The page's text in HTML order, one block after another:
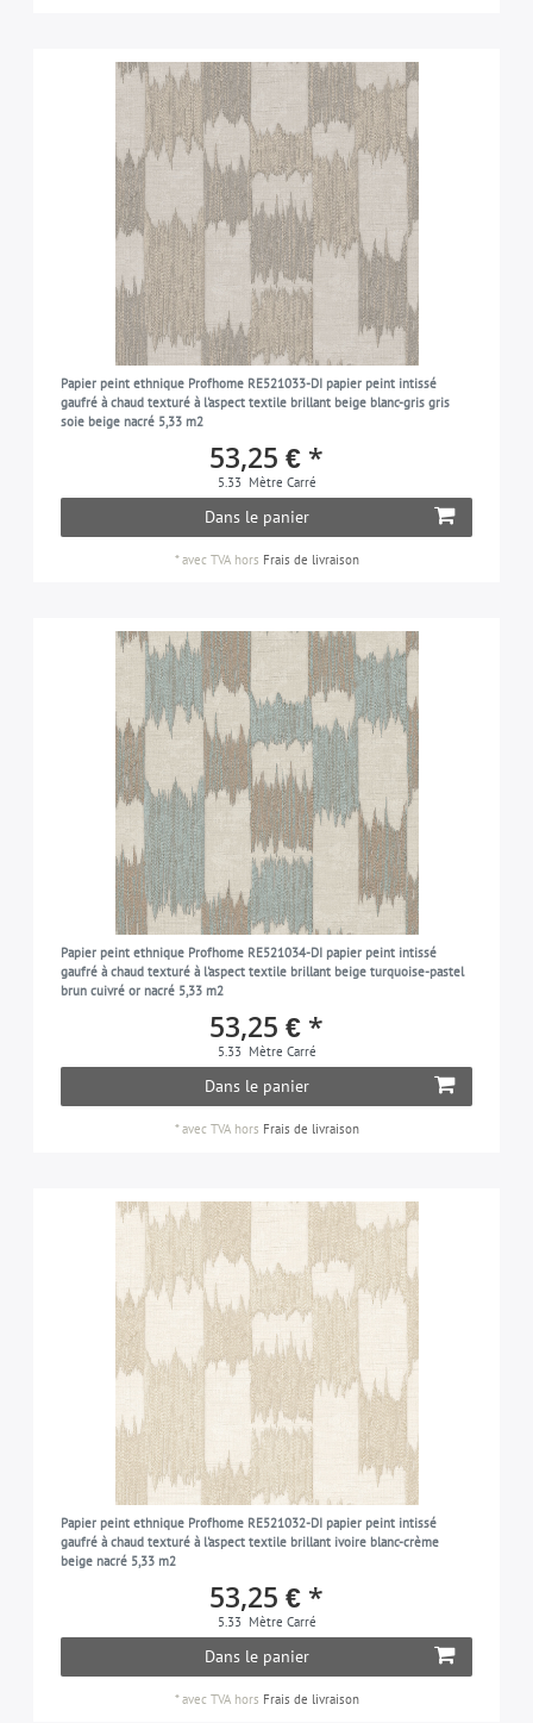
Papier peint ethnique Profhome RE521033-DI papier peint intissé
gaufré à chaud texturé à l'aspect textile brillant beige blanc-gris gris
soie beige nacré 5,33 m2
53,25 € *
5.33 Mètre Carré
Dans le panier
*avec TVAhors Frais de livraison
Papier peint ethnique Profhome RE521034-DI papier peint intissé
gaufré à chaud texturé à l'aspect textile brillant beige turquoise-pastel
brun cuivré or nacré 5,33 m2
53,25 € *
5.33 Mètre Carré
Dans le panier
*avec TVAhors Frais de livraison
Papier peint ethnique Profhome RE521032-DI papier peint intissé
gaufré à chaud texturé à l'aspect textile brillant ivoire blanc-crème
beige nacré 5,33 m2
53,25 € *
5.33 Mètre Carré
Dans le panier
*avec TVAhors Frais de livraison